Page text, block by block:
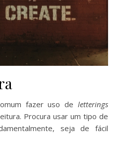
fazer uso de letterings
Procura usar um tipo de
seja de fácil